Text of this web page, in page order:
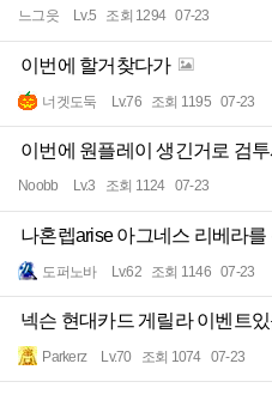
느그읏 Lv.5 조회 1294 07-23
이번에 할거찾다가
너겟도둑 Lv.76 조회 1195 07-23
이번에 원플레이 생긴거로 검
Noobb Lv.3 조회 1124 07-23
나혼렙arise 아그네스 리베라
도퍼노바 Lv.62 조회 1146 07-23
넥슨 현대카드 게릴라 이벤트
Parkerz Lv.70 조회 1074 07-23